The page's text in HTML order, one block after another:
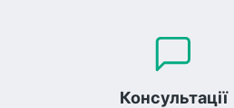
Консультації